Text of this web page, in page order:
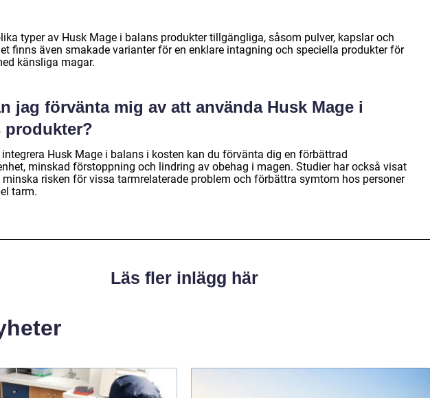
typer av Husk Mage i balans produkter tillgängliga, såsom pulver, kapslar och
finns även smakade varianter för en enklare intagning och speciella produkter för
känsliga magar.
jag förvänta mig av att använda Husk Mage i
produkter?
Husk Mage i balans i kosten kan du förvänta dig en förbättrad
minskad förstoppning och lindring av obehag i magen. Studier har också visat
minska risken för vissa tarmrelaterade problem och förbättra symtom hos personer
tarm.
Läs fler inlägg här